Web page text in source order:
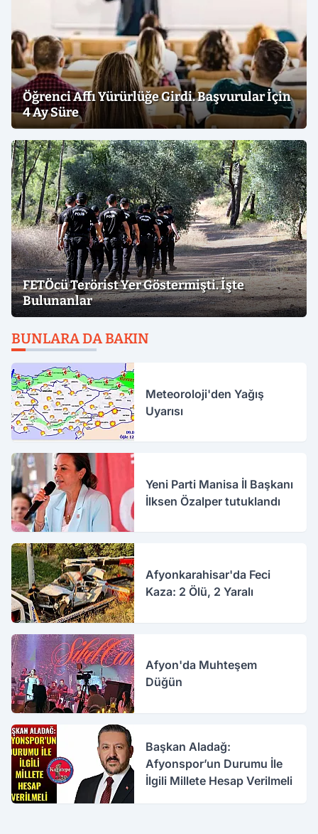
Öğrenci Affı Yürürlüğe Girdi. Başvurular İçin
4 Ay Süre
FETÖcü Terörist Yer Göstermişti. İşte
Bulunanlar
BUNLARA DA BAKIN
Meteoroloji'den Yağış
Uyarısı
Yeni Parti Manisa İl Başkanı
İlksen Özalper tutuklandı
Afyonkarahisar'da Feci
Kaza: 2 Ölü, 2 Yaralı
Afyon'da Muhteşem
Düğün
Başkan Aladağ:
Afyonspor’un Durumu İle
İlgili Millete Hesap Verilmeli